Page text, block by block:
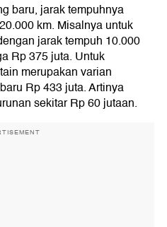
baru, jarak tempuhnya
km. Misalnya untuk
jarak tempuh 10.000
Rp 375 juta. Untuk
merupakan varian
Rp 433 juta. Artinya
sekitar Rp 60 jutaan.